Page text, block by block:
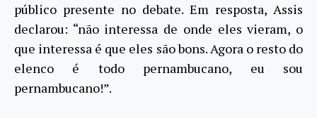
público presente no debate. Em resposta, Assis
declarou: “não interessa de onde eles vieram, o
que interessa é que eles são bons. Agora o resto do
elenco é todo pernambucano, eu sou
pernambucano!”.